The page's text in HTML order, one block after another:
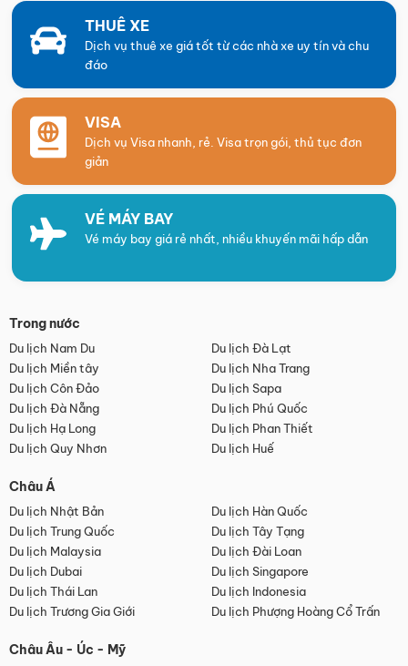
THUÊ XE
Dịch vụ thuê xe giá tốt từ các nhà xe uy tín và chu
đáo
VISA
Dịch vụ Visa nhanh, rẻ. Visa trọn gói, thủ tục đơn
giản
VÉ MÁY BAY
Vé máy bay giá rẻ nhất, nhiều khuyến mãi hấp dẫn
Trong nước
Du lịch Nam Du
Du lịch Đà Lạt
Du lịch Miền tây
Du lịch Nha Trang
Du lịch Côn Đảo
Du lịch Sapa
Du lịch Đà Nẵng
Du lịch Phú Quốc
Du lịch Hạ Long
Du lịch Phan Thiết
Du lịch Quy Nhơn
Du lịch Huế
Châu Á
Du lịch Nhật Bản
Du lịch Hàn Quốc
Du lịch Trung Quốc
Du lịch Tây Tạng
Du lịch Malaysia
Du lịch Đài Loan
Du lịch Dubai
Du lịch Singapore
Du lịch Thái Lan
Du lịch Indonesia
Du lịch Trương Gia Giới
Du lịch Phượng Hoàng Cổ Trấn
Châu Âu - Úc - Mỹ